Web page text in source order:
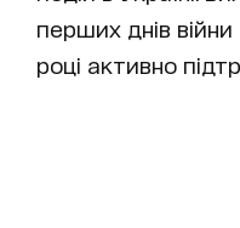
перших днів
році активно